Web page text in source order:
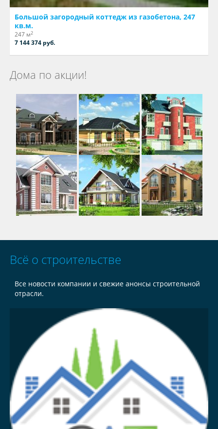
Большой загородный коттедж из газобетона, 247
кв.м.
247 м2
7 144 374 руб.
Дома по акции!
Всё о строительстве
Все новости компании и свежие анонсы строительной
отрасли.